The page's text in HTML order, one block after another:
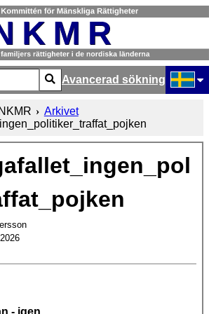
more characters for results.
Avancerad sökning
Arkivet